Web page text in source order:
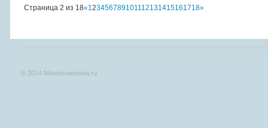
Страница 2 из 18«123456789101112131415161718»
© 2014 Mowaznaustwa.ru.